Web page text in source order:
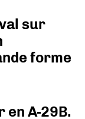
sur
forme
en A-29B.